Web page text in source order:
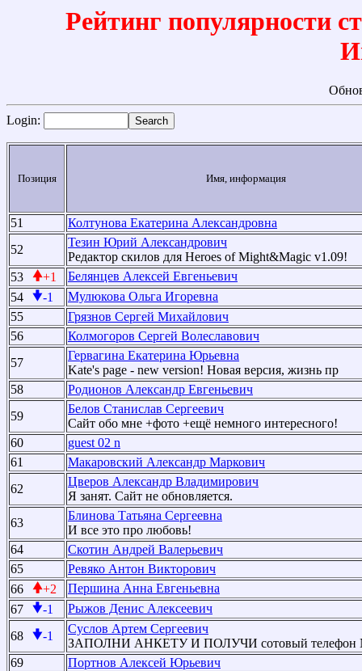
Рейтинг популярности
Login:
Позиция Имя, информация
51
Колтунова Екатерина Александровна
52
Тезин Юрий Александрович
Редактор скилов для Heroes of Might&Magic v1.09!
53
+1
Белянцев Алексей Евгеньевич
54
-1
Мулюкова Ольга Игоревна
55
Грязнов Сергей Михайлович
56
Колмогоров Сергей Волеславович
57
Гервагина Екатерина Юрьевна
Kate's page - new version! Новая версия, жизнь пр
58
Родионов Александр Евгеньевич
59
Белов Станислав Сергеевич
Сайт обо мне +фото +ещё немного интересного!
60
guest 02 n
61
Макаровский Александр Маркович
62
Цверов Александр Владимирович
Я занят. Сайт не обновляется.
63
Блинова Татьяна Сергеевна
И все это про любовь!
64
Скотин Андрей Валерьевич
65
Ревяко Антон Викторович
66
+2
Першина Анна Евгеньевна
67
-1
Рыжов Денис Алексеевич
68
-1
Суслов Артем Сергеевич
ЗАПОЛНИ АНКЕТУ И ПОЛУЧИ сотовый телефон
69
Портнов Алексей Юрьевич